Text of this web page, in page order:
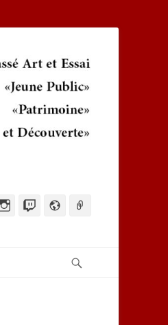
Instagram
TwitchWebsite